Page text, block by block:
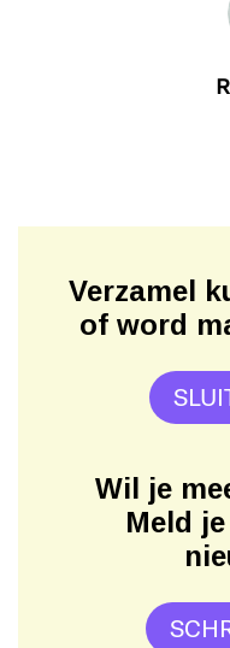
Verzamel
of word
Wil je
Meld